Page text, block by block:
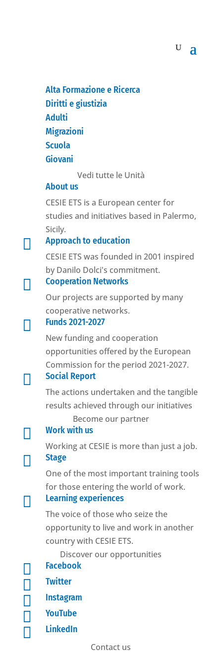
Alta Formazione e Ricerca
Diritti e giustizia
Adulti
Migrazioni
Scuola
Giovani
Vedi tutte le Unità
About us
CESIE ETS is a European center for
studies and initiatives based in Palermo,
Sicily.

Approach to education
CESIE ETS was founded in 2001 inspired
by Danilo Dolci's commitment.

Cooperation Networks
Our projects are supported by many
cooperative networks.

Funds 2021-2027
New funding and cooperation
opportunities offered by the European
Commission for the period 2021-2027.

Social Report
The actions undertaken and the tangible
results achieved through our initiatives
Become our partner

Work with us
Working at CESIE is more than just a job.

Stage
One of the most important training tools
for those entering the world of work.

Learning experiences
The voice of those who seize the
opportunity to live and work in another
country with CESIE ETS.
Discover our opportunities
 Facebook
 Twitter
 Instagram
 YouTube

LinkedIn
Contact us